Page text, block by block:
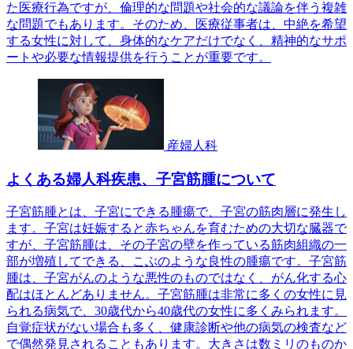
た医療行為ですが、倫理的な問題や社会的な議論を伴う複雑
な問題でもあります。そのため、医療従事者は、中絶を希望
する女性に対して、身体的なケアだけでなく、精神的なサポ
ートや必要な情報提供を行うことが重要です。
産婦人科
よくある婦人科疾患、子宮筋腫について
子宮筋腫とは、子宮にできる腫瘍で、子宮の筋肉層に発生し
ます。子宮は妊娠すると赤ちゃんを育むための大切な臓器で
すが、子宮筋腫は、その子宮の壁を作っている筋肉組織の一
部が増殖してできる、こぶのような良性の腫瘍です。子宮筋
腫は、子宮がんのような悪性のものではなく、がん化する心
配はほとんどありません。子宮筋腫は非常に多くの女性に見
られる病気で、30歳代から40歳代の女性に多くみられます。
自覚症状がない場合も多く、健康診断や他の病気の検査など
で偶然発見されることもあります。大きさは数ミリのものか